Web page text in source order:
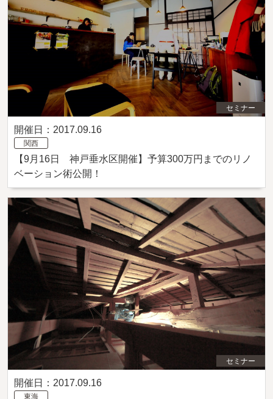
セミナー
開催日：2017.09.16
関西
【9月16日 神戸垂水区開催】予算300万円までのリノ
ベーション術公開！
セミナー
開催日：2017.09.16
東海